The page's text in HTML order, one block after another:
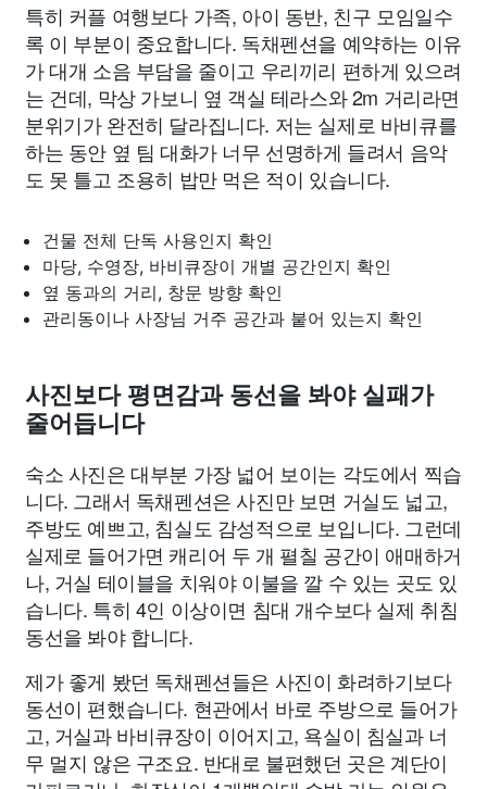
특히 커플 여행보다 가족, 아이 동반, 친구 모임일수
록 이 부분이 중요합니다. 독채펜션을 예약하는 이유
가 대개 소음 부담을 줄이고 우리끼리 편하게 있으려
는 건데, 막상 가보니 옆 객실 테라스와 2m 거리라면
분위기가 완전히 달라집니다. 저는 실제로 바비큐를
하는 동안 옆 팀 대화가 너무 선명하게 들려서 음악
도 못 틀고 조용히 밥만 먹은 적이 있습니다.
건물 전체 단독 사용인지 확인
마당, 수영장, 바비큐장이 개별 공간인지 확인
옆 동과의 거리, 창문 방향 확인
관리동이나 사장님 거주 공간과 붙어 있는지 확인
사진보다 평면감과 동선을 봐야 실패가
줄어듭니다
숙소 사진은 대부분 가장 넓어 보이는 각도에서 찍습
니다. 그래서 독채펜션은 사진만 보면 거실도 넓고,
주방도 예쁘고, 침실도 감성적으로 보입니다. 그런데
실제로 들어가면 캐리어 두 개 펼칠 공간이 애매하거
나, 거실 테이블을 치워야 이불을 깔 수 있는 곳도 있
습니다. 특히 4인 이상이면 침대 개수보다 실제 취침
동선을 봐야 합니다.
제가 좋게 봤던 독채펜션들은 사진이 화려하기보다
동선이 편했습니다. 현관에서 바로 주방으로 들어가
고, 거실과 바비큐장이 이어지고, 욕실이 침실과 너
무 멀지 않은 구조요. 반대로 불편했던 곳은 계단이